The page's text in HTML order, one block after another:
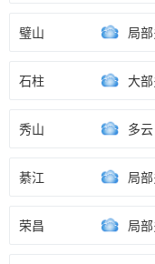
璧山 局
石柱 大
秀山 多云
綦江 局
荣昌 局